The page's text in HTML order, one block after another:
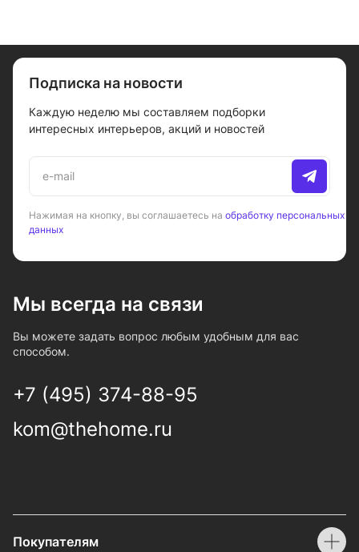
Подписка на новости
Каждую неделю мы составляем подборки
интересных интерьеров, акций и новостей
Нажимая на кнопку, вы соглашаетесь на обработку персональных
данных
Мы всегда на связи
Вы можете задать вопрос любым удобным для вас
способом.
+7 (495) 374-88-95
kom@thehome.ru
Покупателям